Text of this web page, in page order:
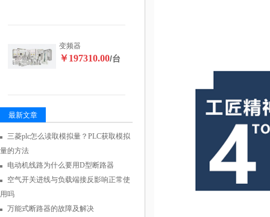
变频器
￥197310.00/台
最新文章
三菱plc怎么读取模拟量？PLC获取模拟
量的方法
电动机线路为什么要用D型断路器
空气开关进线与负载端接反影响正常使
用吗
万能式断路器的故障及解决